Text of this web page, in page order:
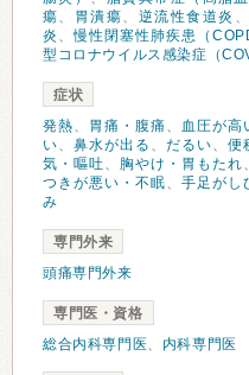
瘍、 胃潰瘍、 逆流性食道炎 、
炎 、慢性閉塞性肺疾患（
型コロナウイルス感染症（
症状
発熱、 胃痛・腹痛 、 血圧が高
い、 鼻水が出る 、 だるい、 便
気・嘔吐、 胸やけ・胃もたれ、
つきが悪い・不眠、 手足がし
み
専門外来
頭痛専門外来
専門医・資格
総合内科専門医、 内科専門医